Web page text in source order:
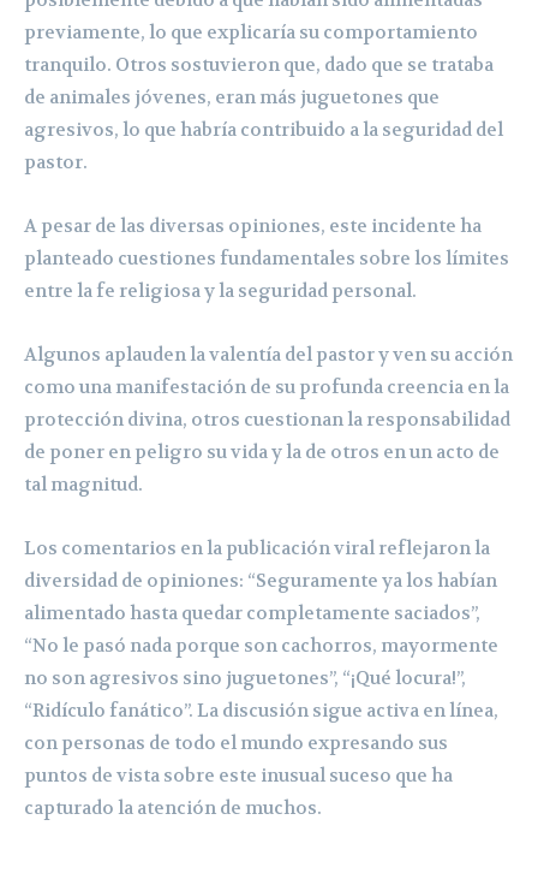
previamente, lo que explicaría su comportamiento
tranquilo. Otros sostuvieron que, dado que se trataba
de animales jóvenes, eran más juguetones que
agresivos, lo que habría contribuido a la seguridad del
pastor.
A pesar de las diversas opiniones, este incidente ha
planteado cuestiones fundamentales sobre los límites
entre la fe religiosa y la seguridad personal.
Algunos aplauden la valentía del pastor y ven su acción
como una manifestación de su profunda creencia en la
protección divina, otros cuestionan la responsabilidad
de poner en peligro su vida y la de otros en un acto de
tal magnitud.
Los comentarios en la publicación viral reflejaron la
diversidad de opiniones: “Seguramente ya los habían
alimentado hasta quedar completamente saciados”,
“No le pasó nada porque son cachorros, mayormente
no son agresivos sino juguetones”, “¡Qué locura!”,
“Ridículo fanático”. La discusión sigue activa en línea,
con personas de todo el mundo expresando sus
puntos de vista sobre este inusual suceso que ha
capturado la atención de muchos.